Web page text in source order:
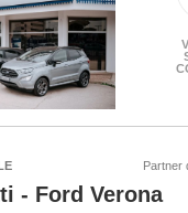
Partner
- Ford Verona